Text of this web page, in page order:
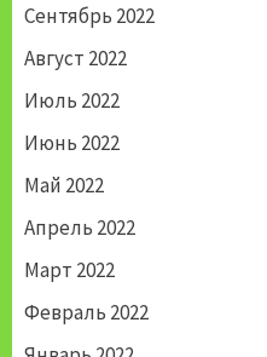
Сентябрь 2022
Август 2022
Июль 2022
Июнь 2022
Май 2022
Апрель 2022
Март 2022
Февраль 2022